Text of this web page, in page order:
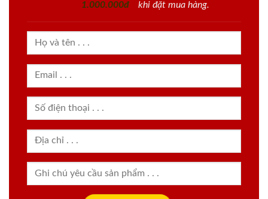
1.000.000đ khi đặt mua hàng.